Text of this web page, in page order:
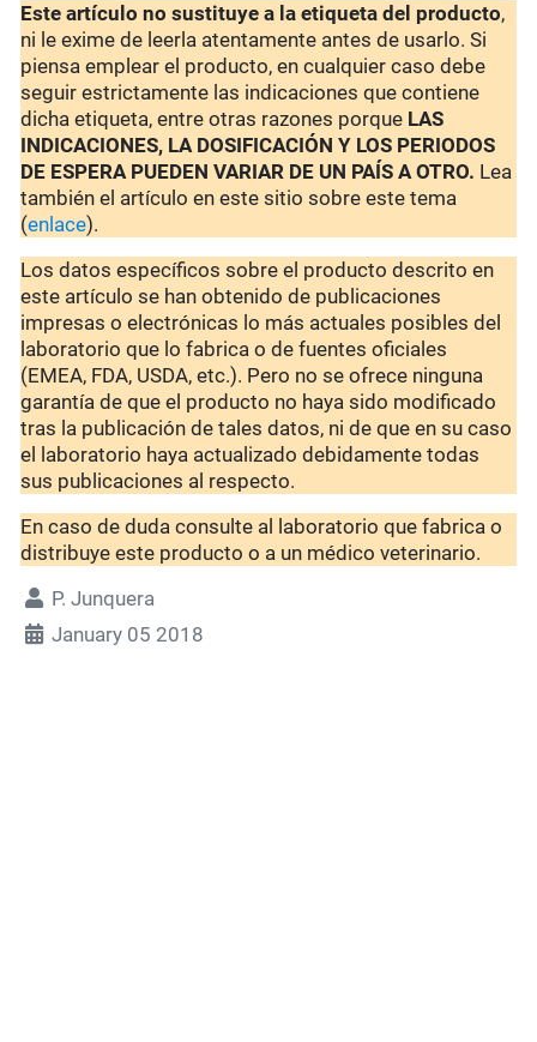
Este artículo no sustituye a la etiqueta del producto,
ni le exime de leerla atentamente antes de usarlo. Si
piensa emplear el producto, en cualquier caso debe
seguir estrictamente las indicaciones que contiene
dicha etiqueta, entre otras razones porque LAS
INDICACIONES, LA DOSIFICACIÓN Y LOS PERIODOS
DE ESPERA PUEDEN VARIAR DE UN PAÍS A OTRO. Lea
también el artículo en este sitio sobre este tema
(enlace).
Los datos específicos sobre el producto descrito en
este artículo se han obtenido de publicaciones
impresas o electrónicas lo más actuales posibles del
laboratorio que lo fabrica o de fuentes oficiales
(EMEA, FDA, USDA, etc.). Pero no se ofrece ninguna
garantía de que el producto no haya sido modificado
tras la publicación de tales datos, ni de que en su caso
el laboratorio haya actualizado debidamente todas
sus publicaciones al respecto.
En caso de duda consulte al laboratorio que fabrica o
distribuye este producto o a un médico veterinario.
P. Junquera
January 05 2018